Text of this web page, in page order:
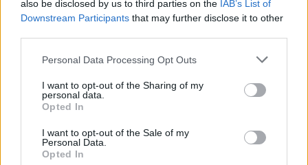
also be disclosed by us to third parties on the IAB’s List of
Downstream Participants that may further disclose it to other
Please note that this website/app uses one or more Google
not limited to your visit or usage behaviour. You may click to
grant or deny consent to Google and its third-party tags to
use your data for below specified purposes in below Google
consent section.
Personal Data Processing Opt Outs
I want to opt-out of the Sharing of my
personal data.
Opted In
I want to opt-out of the Sale of my
Personal Data.
Opted In